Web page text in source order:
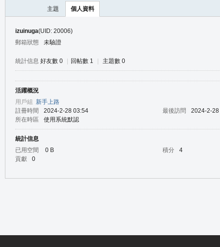
主題 個人資料
izuinuga(UID: 20006)
郵箱狀態
未驗證
統計信息 好友數 0 回帖數 1 主題數 0
活躍概況
用戶組 新手上路
註冊時間
2024-2-28 03:54 最後訪問
2024-2-
所在時區
使用系統默認
統計信息
已用空間
0 B 積分
4
貢獻
0